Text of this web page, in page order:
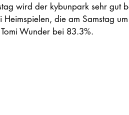
wird der kybunpark sehr gut
Heimspielen, die am Samstag
Wunder bei 83.3%.